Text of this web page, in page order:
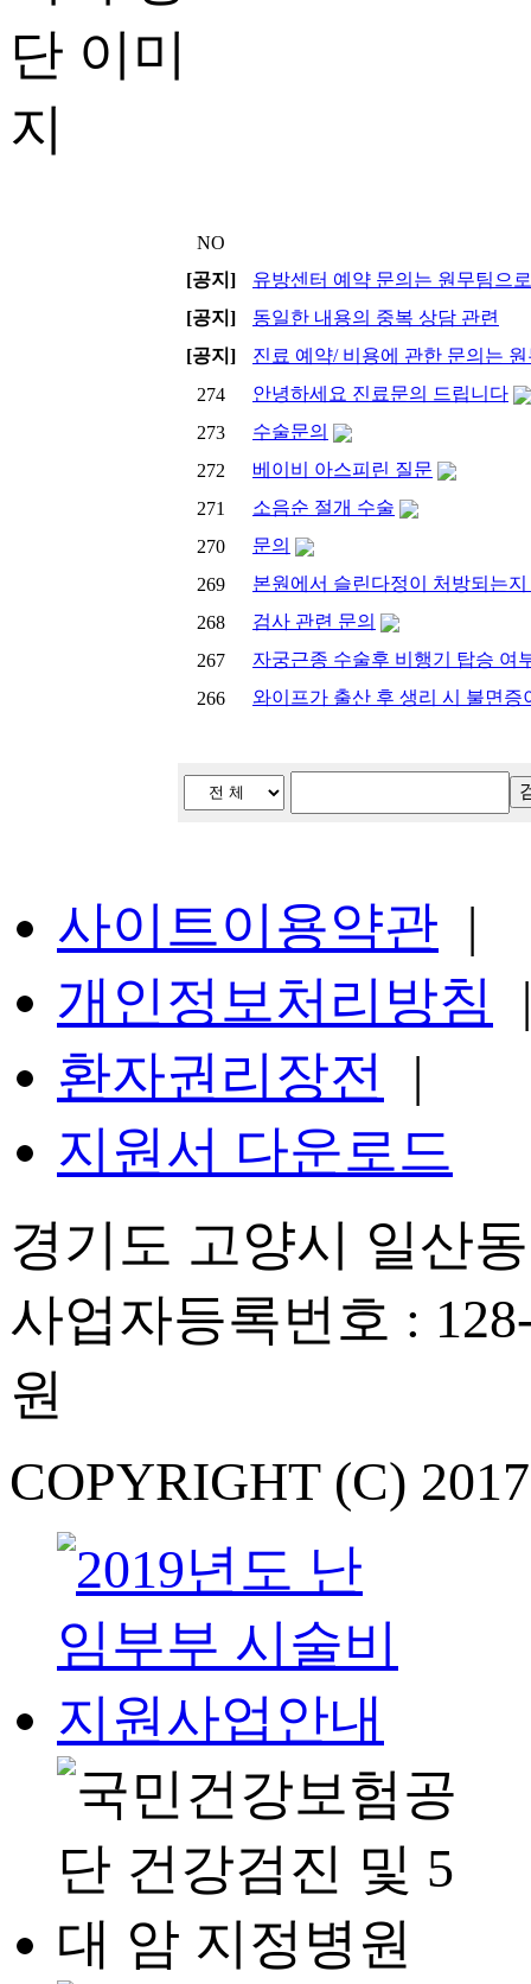
NO
[공지]
유방센터 예약 문의는 원무팀으
[공지]
동일한 내용의 중복 상담 관련
[공지]
진료 예약/ 비용에 관한 문의는
274
안녕하세요 진료문의 드립니다
273
수술문의
272
베이비 아스피린 질문
271
소음순 절개 수술
270
문의
269
본원에서 슬린다정이 처방되는
268
검사 관련 문의
267
자궁근종 수술후 비행기 탑승 여
266
와이프가 출산 후 생리 시 불면증
사이트이용약관 |
개인정보처리방침
환자권리장전
|
지원서 다운로드
경기도 고양시 일산
사업자등록번호 :
원
COPYRIGHT (C)